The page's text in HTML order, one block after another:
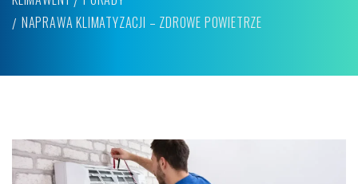
NAPRAWA KLIMATYZACJI – ZDROWE POWIETRZE